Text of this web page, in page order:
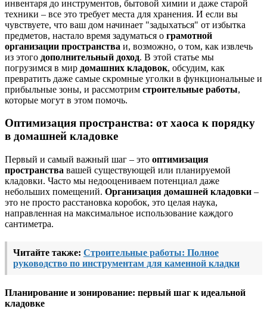
инвентаря до инструментов, бытовой химии и даже старой
техники – все это требует места для хранения. И если вы
чувствуете, что ваш дом начинает "задыхаться" от избытка
предметов, настало время задуматься о грамотной
организации пространства и, возможно, о том, как извлечь
из этого дополнительный доход. В этой статье мы
погрузимся в мир домашних кладовок, обсудим, как
превратить даже самые скромные уголки в функциональные и
прибыльные зоны, и рассмотрим строительные работы,
которые могут в этом помочь.
Оптимизация пространства: от хаоса к порядку
в домашней кладовке
Первый и самый важный шаг – это оптимизация
пространства вашей существующей или планируемой
кладовки. Часто мы недооцениваем потенциал даже
небольших помещений. Организация домашней кладовки –
это не просто расстановка коробок, это целая наука,
направленная на максимальное использование каждого
сантиметра.
Читайте также: Строительные работы: Полное
руководство по инструментам для каменной кладки
Планирование и зонирование: первый шаг к идеальной
кладовке